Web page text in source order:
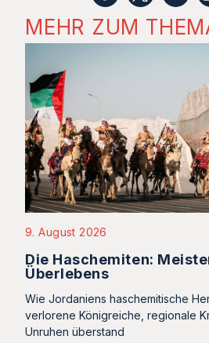
MEHR ZUM
9. August 2026
Die Haschemiten:
Überlebens
Wie Jordaniens haschemitische
verlorene Königreiche, regionale
Unruhen überstand